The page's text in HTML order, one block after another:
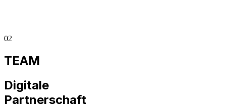
02
TEAM
Digitale
Partnerschaft